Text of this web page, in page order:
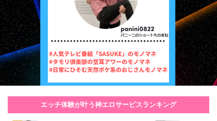
エッチ体験が叶う神エロサービスランキング